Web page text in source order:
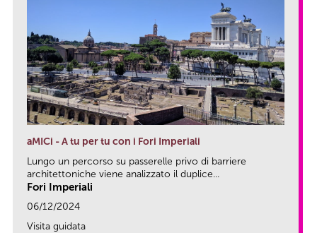
aMICi - A tu per tu con i Fori Imperiali
Lungo un percorso su passerelle privo di barriere
architettoniche viene analizzato il duplice...
Fori Imperiali
06/12/2024
Visita guidata